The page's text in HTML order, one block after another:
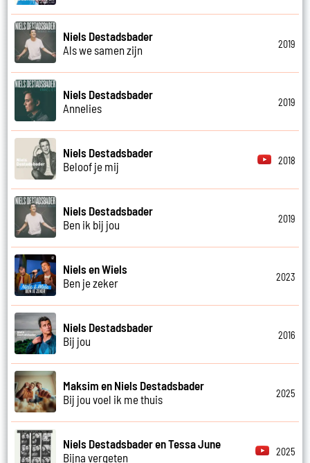
Niels Destadsbader
Als we samen zijn
2019
Niels Destadsbader
Annelies
2019
Niels Destadsbader
Beloof je mij
2018
Niels Destadsbader
Ben ik bij jou
2019
Niels en Wiels
Ben je zeker
2023
Niels Destadsbader
Bij jou
2016
Maksim en Niels Destadsbader
Bij jou voel ik me thuis
2025
Niels Destadsbader en Tessa June
Bijna vergeten
2025